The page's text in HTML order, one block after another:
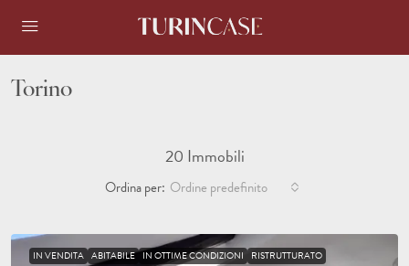
Torino
20 Immobili
Ordina per: Ordine predefinito
IN VENDITA ABITABILE IN OTTIME CONDIZIONI RISTRUTTURATO